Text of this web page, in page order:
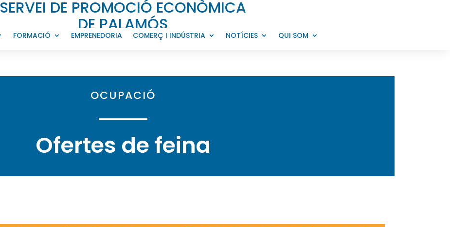
SERVEI DE PROMOCIÓ ECONÒMICA
DE PALAMÓS
FORMACIÓ EMPRENEDORIA COMERÇ I INDÚSTRIA NOTÍCIES QUI SOM
OCUPACIÓ
Ofertes de feina